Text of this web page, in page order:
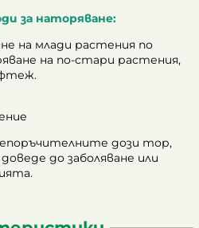
за наторяване:
на млади растения по
на по-стари растения,
дози тор,
до заболяване или